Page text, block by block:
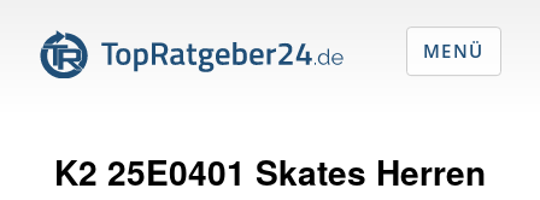
K2 25E0401 Skates Herren
MENÜ